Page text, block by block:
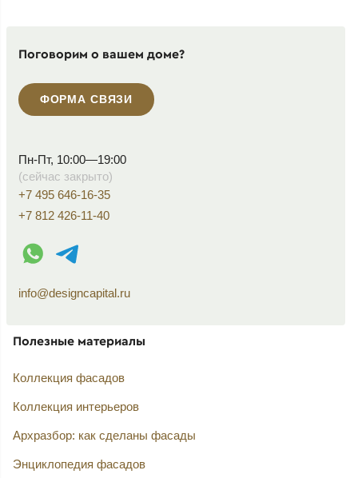
Поговорим о вашем доме?
ФОРМА СВЯЗИ
Пн-Пт, 10:00—19:00
(сейчас закрыто)
+7 495 646-16-35
+7 812 426-11-40
WhatsApp контакт
Telegram контакт
info@designcapital.ru
Полезные материалы
Коллекция фасадов
Коллекция интерьеров
Архразбор: как сделаны фасады
Энциклопедия фасадов